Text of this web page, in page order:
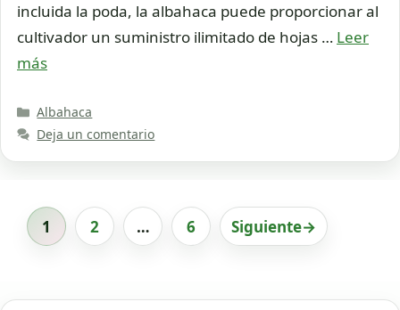
incluida la poda, la albahaca puede proporcionar al
cultivador un suministro ilimitado de hojas … Leer
más
Categorías
Albahaca
Deja un comentario
Página
1 Página
2 … Página
6 Siguiente→